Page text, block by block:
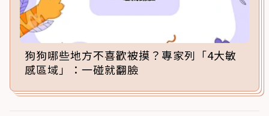
狗狗哪些地方不喜歡被摸？專家列「4大敏
感區域」：一碰就翻臉